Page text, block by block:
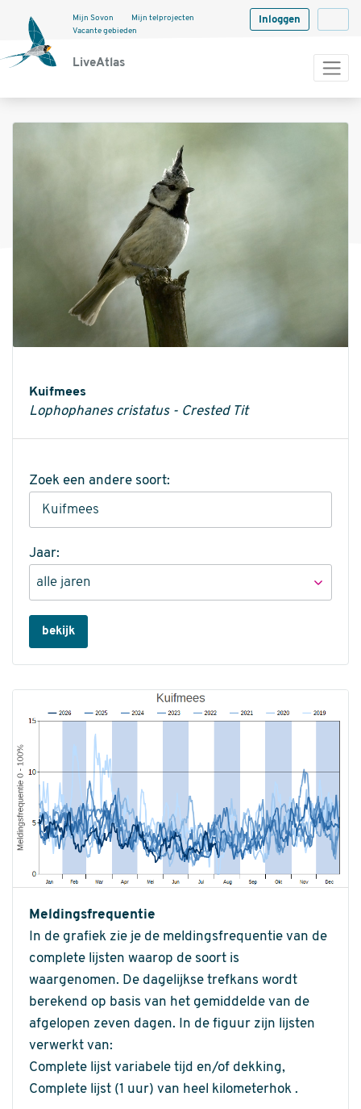
LiveAtlas
Mijn Sovon
Mijn telprojecten
Vacante gebieden
Inloggen
Kuifmees
Lophophanes cristatus - Crested Tit
Zoek een andere soort:
Jaar:
bekijk
Meldingsfrequentie
In de grafiek zie je de meldingsfrequentie van de
complete lijsten waarop de soort is
waargenomen. De dagelijkse trefkans wordt
berekend op basis van het gemiddelde van de
afgelopen zeven dagen. In de figuur zijn lijsten
verwerkt van:
Complete lijst variabele tijd en/of dekking,
Complete lijst (1 uur) van heel kilometerhok .